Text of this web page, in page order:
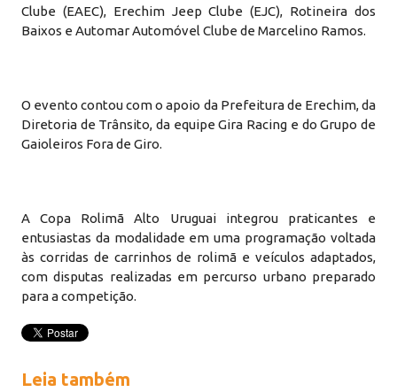
Clube (EAEC), Erechim Jeep Clube (EJC), Rotineira dos
Baixos e Automar Automóvel Clube de Marcelino Ramos.
O evento contou com o apoio da Prefeitura de Erechim, da
Diretoria de Trânsito, da equipe Gira Racing e do Grupo de
Gaioleiros Fora de Giro.
A Copa Rolimã Alto Uruguai integrou praticantes e
entusiastas da modalidade em uma programação voltada
às corridas de carrinhos de rolimã e veículos adaptados,
com disputas realizadas em percurso urbano preparado
para a competição.
Leia também